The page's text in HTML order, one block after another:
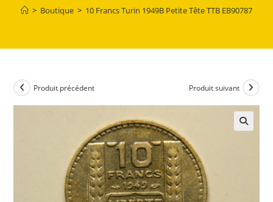
> Boutique > 10 Francs Turin 1949B Petite Tête TTB EB90787
Produit précédent Produit suivant